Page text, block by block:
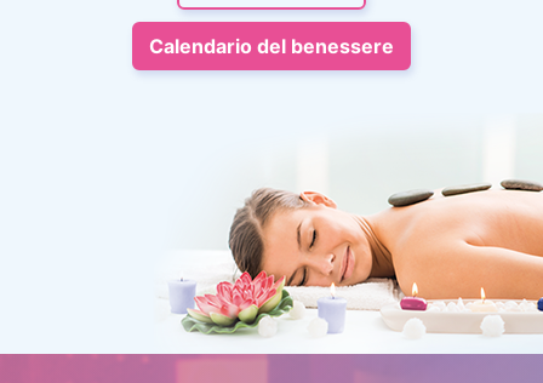
Calendario del benessere